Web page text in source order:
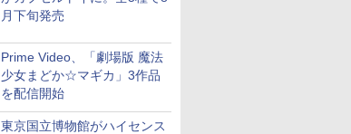
月下旬発売
Prime Video、「劇場版 魔法
少女まどか☆マギカ」3作品
を配信開始
東京国立博物館がハイセンス